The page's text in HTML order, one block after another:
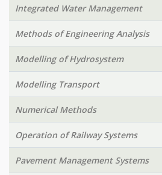
Integrated Water Management
Methods of Engineering Analysis
Modelling of Hydrosystem
Modelling Transport
Numerical Methods
Operation of Railway Systems
Pavement Management Systems